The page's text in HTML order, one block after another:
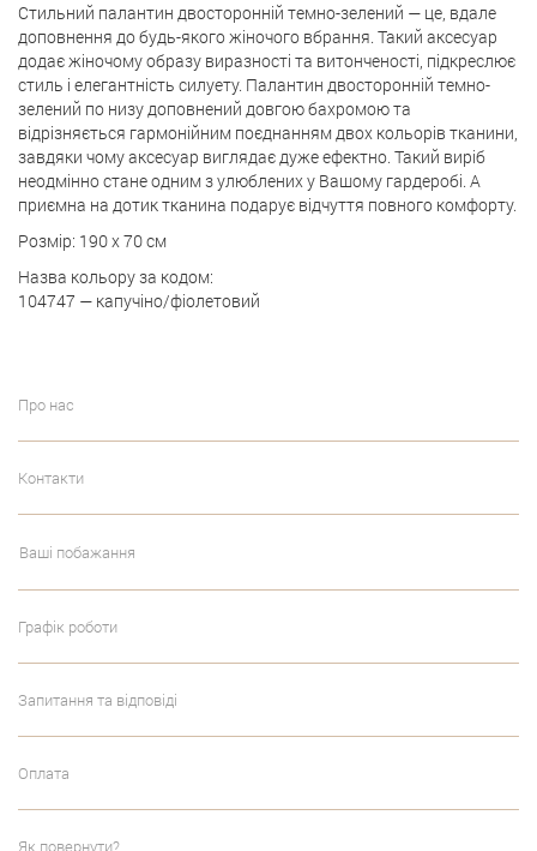
Стильний палантин двосторонній темно-зелений — це, вдале
доповнення до будь-якого жіночого вбрання. Такий аксесуар
додає жіночому образу виразності та витонченості, підкреслює
стиль і елегантність силуету. Палантин двосторонній темно-
зелений по низу доповнений довгою бахромою та
відрізняється гармонійним поєднанням двох кольорів тканини,
завдяки чому аксесуар виглядає дуже ефектно. Такий виріб
неодмінно стане одним з улюблених у Вашому гардеробі. А
приємна на дотик тканина подарує відчуття повного комфорту.
Розмір: 190 х 70 см
Назва кольору за кодом:
104747 — капучіно/фіолетовий
Про нас
Контакти
Ваші побажання
Графік роботи
Запитання та відповіді
Оплата